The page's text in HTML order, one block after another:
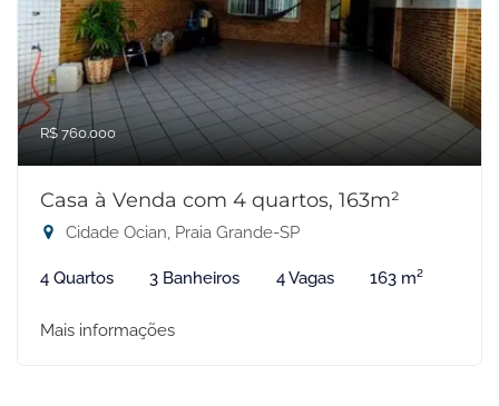
R$ 760.000
Casa à Venda com 4 quartos, 163m²
Cidade Ocian, Praia Grande-SP
4 Quartos 3 Banheiros 4 Vagas 163 m²
Mais informações